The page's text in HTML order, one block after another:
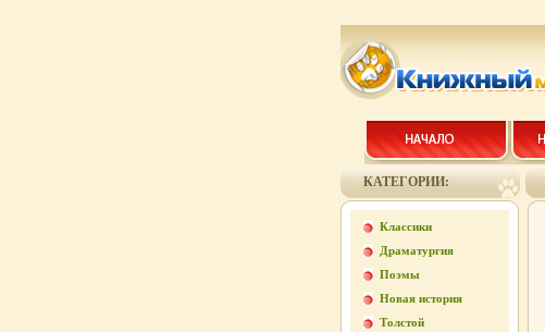
КАТЕГОРИИ:
Классики
Драматургия
Поэмы
Новая история
Толстой